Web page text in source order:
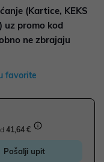
(Kartice, KEKS
uz promo kod
ne zbrajaju
favorite
41,64 €
Pošalji upit